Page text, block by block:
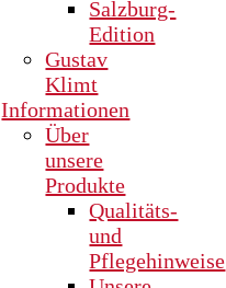
Salzburg-
Edition
Gustav
Klimt
Informationen
Über
unsere
Produkte
Qualitäts-
und
Pflegehinweise